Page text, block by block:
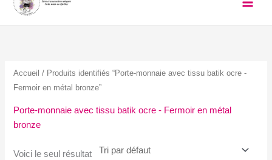
Accueil / Produits identifiés “Porte-monnaie avec tissu batik ocre -
Fermoir en métal bronze”
Porte-monnaie avec tissu batik ocre - Fermoir en métal
bronze
Voici le seul résultat